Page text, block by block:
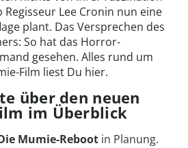
Lee Cronin nun eine
plant. Das Versprechen des
So hat das Horror-
gesehen. Alles rund um
Film liest Du hier.
über den neuen
im Überblick
Mumie-Reboot in Planung.